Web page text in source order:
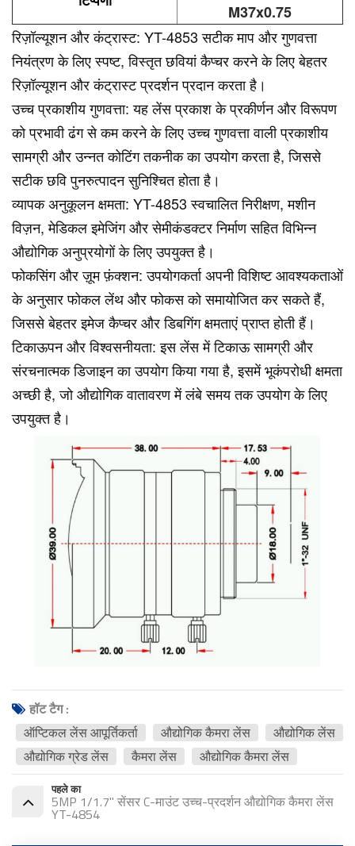
M37x0.75
रिज़ॉल्यूशन और कंट्रास्ट: YT-4853 सटीक माप और गुणवत्ता
नियंत्रण के लिए स्पष्ट, विस्तृत छवियां कैप्चर करने के लिए बेहतर
रिज़ॉल्यूशन और कंट्रास्ट प्रदर्शन प्रदान करता है।
उच्च प्रकाशीय गुणवत्ता: यह लेंस प्रकाश के प्रकीर्णन और विरूपण
को प्रभावी ढंग से कम करने के लिए उच्च गुणवत्ता वाली प्रकाशीय
सामग्री और उन्नत कोटिंग तकनीक का उपयोग करता है, जिससे
सटीक छवि पुनरुत्पादन सुनिश्चित होता है।
व्यापक अनुकूलन क्षमता: YT-4853 स्वचालित निरीक्षण, मशीन
विज़न, मेडिकल इमेजिंग और सेमीकंडक्टर निर्माण सहित विभिन्न
औद्योगिक अनुप्रयोगों के लिए उपयुक्त है।
फोकसिंग और ज़ूम फ़ंक्शन: उपयोगकर्ता अपनी विशिष्ट आवश्यकताओं
के अनुसार फोकल लेंथ और फोकस को समायोजित कर सकते हैं,
जिससे बेहतर इमेज कैप्चर और डिबगिंग क्षमताएं प्राप्त होती हैं।
टिकाऊपन और विश्वसनीयता: इस लेंस में टिकाऊ सामग्री और
संरचनात्मक डिजाइन का उपयोग किया गया है, इसमें भूकंपरोधी क्षमता
अच्छी है, जो औद्योगिक वातावरण में लंबे समय तक उपयोग के लिए
उपयुक्त है।
हॉट टैग :
ऑप्टिकल लेंस आपूर्तिकर्ता
औद्योगिक कैमरा लेंस
औद्योगिक लेंस
औद्योगिक ग्रेड लेंस
कैमरा लेंस औद्योगिक कैमरा लेंस
पहले का
5MP 1/1.7" सेंसर C-माउंट उच्च-प्रदर्शन औद्योगिक कैमरा लेंस
YT-4854